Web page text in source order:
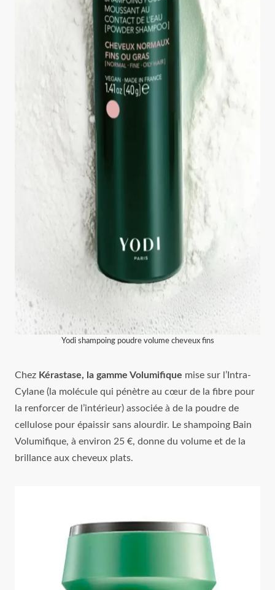
Yodi shampoing poudre volume cheveux fins
Chez Kérastase, la gamme Volumifique mise sur l’Intra-
Cylane (la molécule qui pénètre au cœur de la fibre pour
la renforcer de l’intérieur) associée à de la poudre de
cellulose pour épaissir sans alourdir. Le shampoing Bain
Volumifique, à environ 25 €, donne du volume et de la
brillance aux cheveux plats.